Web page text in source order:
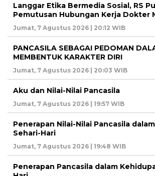
Langgar Etika Bermedia Sosial, RS
Pemutusan Hubungan Kerja Dokter
Jumat, 7 Agustus 2026 | 20:12 WIB
PANCASILA SEBAGAI PEDOMAN
MEMBENTUK KARAKTER DIRI
Jumat, 7 Agustus 2026 | 20:03 WIB
Aku dan Nilai-Nilai Pancasila
Jumat, 7 Agustus 2026 | 19:57 WIB
Penerapan Nilai-Nilai Pancasila
Sehari-Hari
Jumat, 7 Agustus 2026 | 19:48 WIB
Penerapan Pancasila dalam